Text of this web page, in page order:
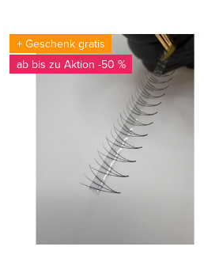
+ Geschenk gratis
ab bis zu
-50 %